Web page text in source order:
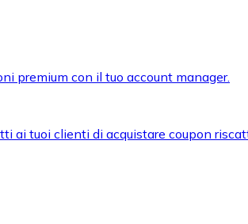
premium con il tuo account manager.
ai tuoi clienti di acquistare coupon